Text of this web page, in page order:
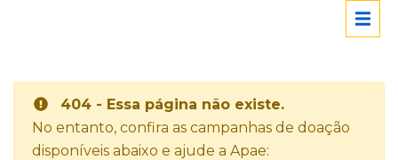
404 - Essa página não existe.
No entanto, confira as campanhas de doação
disponíveis abaixo e ajude a Apae: